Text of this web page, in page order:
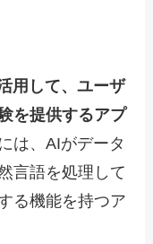
用して、ユーザ
を提供するアプ
は、AIがデータ
言語を処理して
る機能を持つア